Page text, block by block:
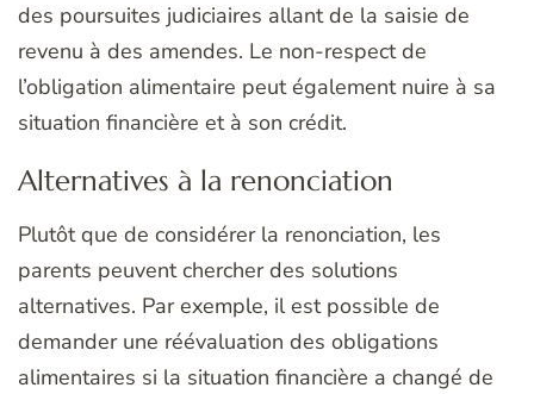
des poursuites judiciaires allant de la saisie de
revenu à des amendes. Le non-respect de
l’obligation alimentaire peut également nuire à sa
situation financière et à son crédit.
Alternatives à la renonciation
Plutôt que de considérer la renonciation, les
parents peuvent chercher des solutions
alternatives. Par exemple, il est possible de
demander une réévaluation des obligations
alimentaires si la situation financière a changé de